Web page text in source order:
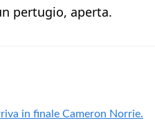
pertugio, aperta.
in finale Cameron Norrie.